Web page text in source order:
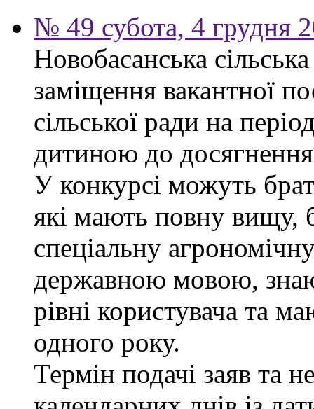
№ 49 субота, 4 грудня
Новобасанська
заміщення вакантної
сільської ради на
дитиною до досягнення
У конкурсі можуть
які мають повну вищу,
спеціальну
державною мовою,
рівні користувача та
одного року.
Термін подачі заяв та